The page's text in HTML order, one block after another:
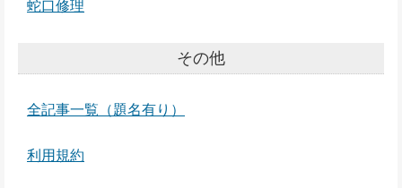
蛇口修理
その他
全記事一覧（題名有り）
利用規約